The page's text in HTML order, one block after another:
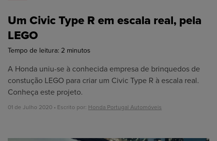
Um Civic Type R em escala real, pela
LEGO
Tempo de leitura: 2 minutos
A Honda uniu-se à conhecida empresa de brinquedos de
constução LEGO para criar um Civic Type R à escala real.
Conheça este projeto.
01 de Julho 2020 • Escrito por: Honda Portugal Automóveis